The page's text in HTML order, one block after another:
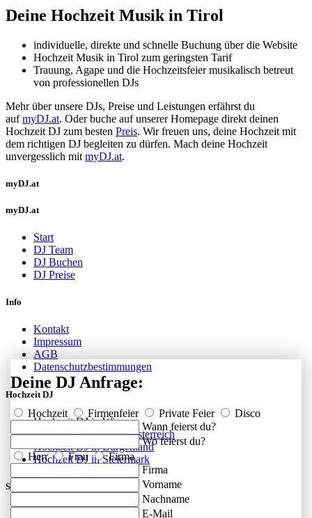
Deine Hochzeit Musik in Tirol
individuelle, direkte und schnelle Buchung über die Website
Hochzeit Musik in Tirol zum geringsten Tarif
Trauung, Agape und die Hochzeitsfeier musikalisch betreut
von professionellen DJs
Mehr über unsere DJs, Preise und Leistungen erfährst du
aufmyDJ.at. Oder buche auf unserer Homepage direkt deinen
Hochzeit DJ zum besten Preis. Wir freuen uns, deine Hochzeit mit
dem richtigen DJ begleiten zu dürfen. Mach deine Hochzeit
unvergesslich mit myDJ.at.
myDJ.at
myDJ.at
Start
DJ Team
DJ Buchen
DJ Preise
Info
Kontakt
Impressum
AGB
Datenschutzbestimmungen
Hochzeit DJ
Hochzeit DJ in Wien
Hochzeit DJ in Niederösterreich
Hochzeit DJ in Burgenland
Hochzeit DJ in Steiermark
Social
Deine DJ Anfrage:
Hochzeit Firmenfeier Private Feier
Disco
Wann feierst du?
Wo feierst du?
Herr
Frau
Firma
Firma
Vorname
Nachname
E-Mail